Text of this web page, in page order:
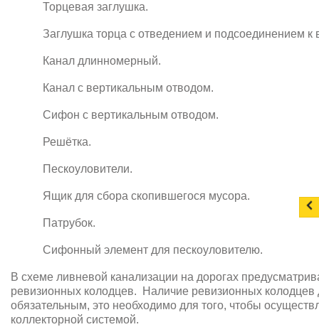
Торцевая заглушка.
Заглушка торца с отведением и подсоединением к
Канал длинномерный.
Канал с вертикальным отводом.
Сифон с вертикальным отводом.
Решётка.
Пескоуловители.
Ящик для сбора скопившегося мусора.
Патрубок.
Сифонный элемент для пескоуловителю.
В схеме ливневой канализации на дорогах
ревизионных колодцев. Наличие ревизионных колодцев
обязательным, это необходимо для того, чтобы
коллекторной системой.